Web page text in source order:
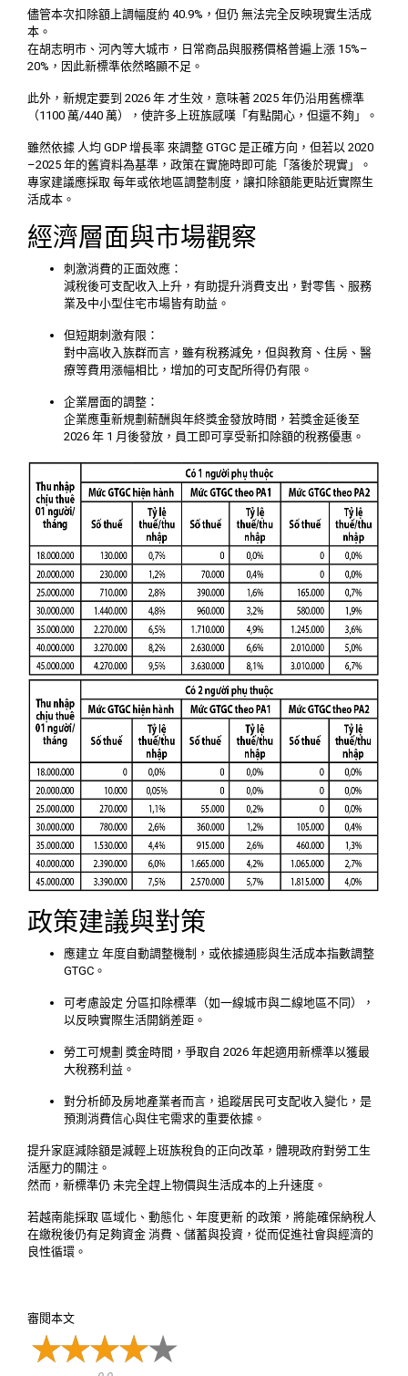
儘管本次扣除額上調幅度約 40.9%，但仍 無法完全反映現實生活成
本。
在胡志明市、河內等大城市，日常商品與服務價格普遍上漲 15%–
20%，因此新標準依然略顯不足。
此外，新規定要到 2026 年 才生效，意味著 2025 年仍沿用舊標準
（1100 萬/440 萬），使許多上班族感嘆「有點開心，但還不夠」。
雖然依據 人均 GDP 增長率 來調整 GTGC 是正確方向，但若以 2020
–2025 年的舊資料為基準，政策在實施時即可能「落後於現實」。
專家建議應採取 每年或依地區調整制度，讓扣除額能更貼近實際生
活成本。
經濟層面與市場觀察
刺激消費的正面效應：
減稅後可支配收入上升，有助提升消費支出，對零售、服務
業及中小型住宅市場皆有助益。
但短期刺激有限：
對中高收入族群而言，雖有稅務減免，但與教育、住房、醫
療等費用漲幅相比，增加的可支配所得仍有限。
企業層面的調整：
企業應重新規劃薪酬與年終獎金發放時間，若獎金延後至
2026 年 1 月後發放，員工即可享受新扣除額的稅務優惠。
政策建議與對策
應建立 年度自動調整機制，或依據通膨與生活成本指數調整
GTGC。
可考慮設定 分區扣除標準（如一線城市與二線地區不同），
以反映實際生活開銷差距。
勞工可規劃 獎金時間，爭取自 2026 年起適用新標準以獲最
大稅務利益。
對分析師及房地產業者而言，追蹤居民可支配收入變化，是
預測消費信心與住宅需求的重要依據。
提升家庭減除額是減輕上班族稅負的正向改革，體現政府對勞工生
活壓力的關注。
然而，新標準仍 未完全趕上物價與生活成本的上升速度。
若越南能採取 區域化、動態化、年度更新 的政策，將能確保納稅人
在繳稅後仍有足夠資金 消費、儲蓄與投資，從而促進社會與經濟的
良性循環。
審閱本文